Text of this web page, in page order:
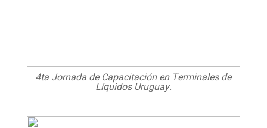
4ta Jornada de Capacitación en Terminales de
Líquidos Uruguay.